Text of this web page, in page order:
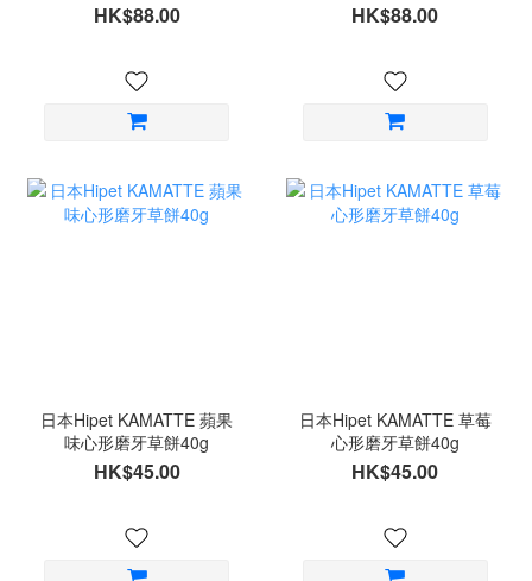
HK$88.00 HK$88.00
日本Hipet KAMATTE 蘋果
味心形磨牙草餅40g
HK$45.00
日本Hipet KAMATTE 草莓
心形磨牙草餅40g
HK$45.00